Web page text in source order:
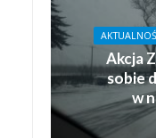
Akcja
sobie
w